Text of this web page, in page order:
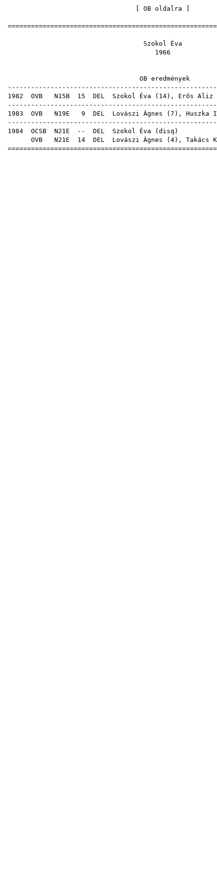
OB oldalra
Szokol
OB
1982 OVB N15B 15 DEL Szokol Éva ( 14), Erős Aliz
1983 OVB N19E 9 DEL Lovászi Ágnes ( 7 ), Huszka
1984 OCSB N21E -- DEL Szokol Éva ( disq
OVB N21E 14 DEL Lovászi Ágnes ( 4), Takács